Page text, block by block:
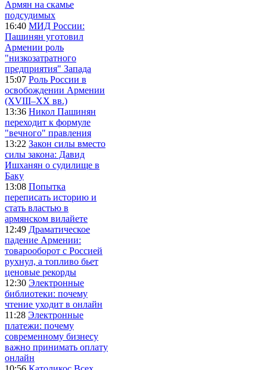
Армян на скамье
подсудимых
16:40 МИД России:
Пашинян уготовил
Армении роль
"низкозатратного
предприятия" Запада
15:07 Роль России в
освобождении Армении
(XVIII–XX вв.)
13:36 Никол Пашинян
переходит к формуле
"вечного" правления
13:22 Закон силы вместо
силы закона: Давид
Ишханян о судилище в
Баку
13:08 Попытка
переписать историю и
стать властью в
армянском вилайете
12:49 Драматическое
падение Армении:
товарооборот с Россией
рухнул, а топливо бьет
ценовые рекорды
12:30 Электронные
библиотеки: почему
чтение уходит в онлайн
11:28 Электронные
платежи: почему
современному бизнесу
важно принимать оплату
онлайн